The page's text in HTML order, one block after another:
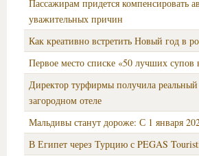
Пассажирам придется компенсировать
уважительных причин
Как креативно встретить Новый год в
Первое место списке «50 лучших
Директор турфирмы получила
загородном отеле
Мальдивы станут дороже: С 1 января
В Египет через Турцию с PEGAS